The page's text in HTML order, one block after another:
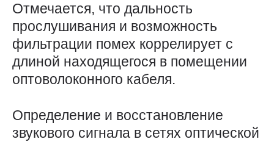
Отмечается, что дальность
прослушивания и возможность
фильтрации помех коррелирует с
длиной находящегося в помещении
оптоволоконного кабеля.
Определение и восстановление
звукового сигнала в сетях оптической